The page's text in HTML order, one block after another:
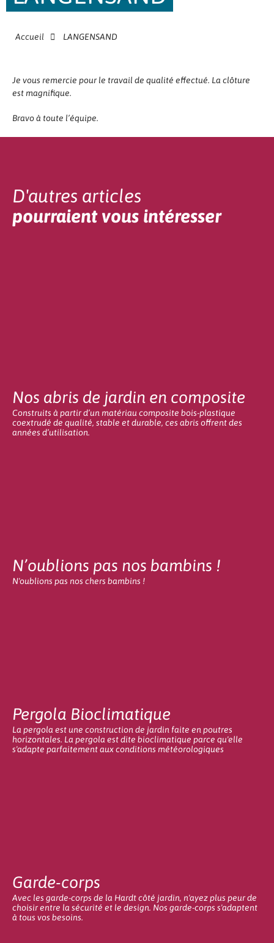
Accueil LANGENSAND
Je vous remercie pour le travail de qualité effectué. La clôture
est magnifique.
Bravo à toute l’équipe.
D'autres articles
pourraient vous intéresser
Nos abris de jardin en composite
Construits à partir d’un matériau composite bois-plastique
coextrudé de qualité, stable et durable, ces abris offrent des
années d’utilisation.
N’oublions pas nos bambins !
N'oublions pas nos chers bambins !
Pergola Bioclimatique
La pergola est une construction de jardin faite en poutres
horizontales. La pergola est dite bioclimatique parce qu'elle
s'adapte parfaitement aux conditions météorologiques
Garde-corps
Avec les garde-corps de la Hardt côté jardin, n'ayez plus peur de
choisir entre la sécurité et le design. Nos garde-corps s'adaptent
à tous vos besoins.